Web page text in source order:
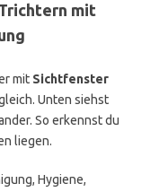
mit
mit Sichtfenster
Unten siehst
So erkennst du
liegen.
Hygiene,